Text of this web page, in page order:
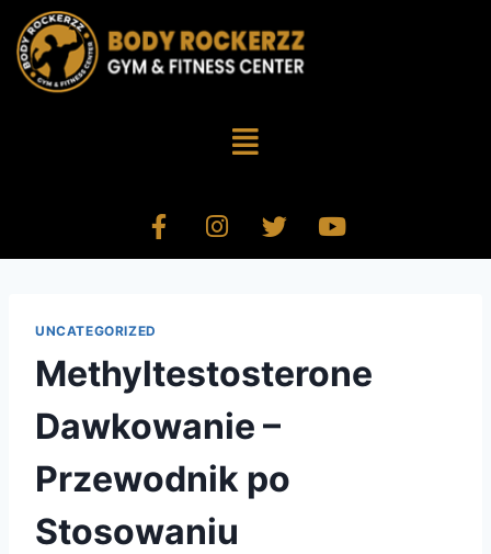
UNCATEGORIZED
Methyltestosterone
Dawkowanie –
Przewodnik po
Stosowaniu